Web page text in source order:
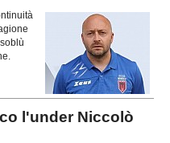
l'under Niccolò